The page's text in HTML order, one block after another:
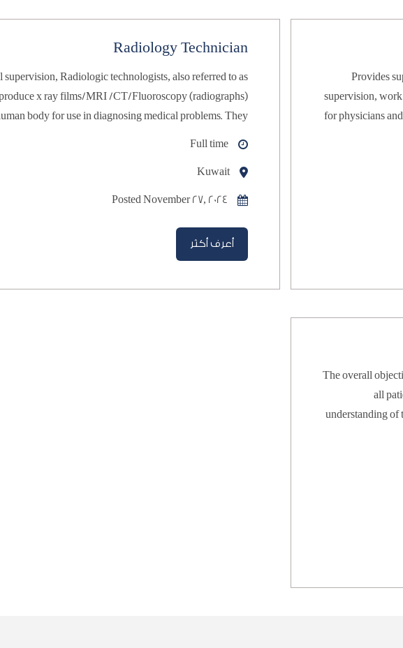
Radiology Technician
radiographed.
Full time
Kuwait
Posted November 27, 2024
أعرف أكثر